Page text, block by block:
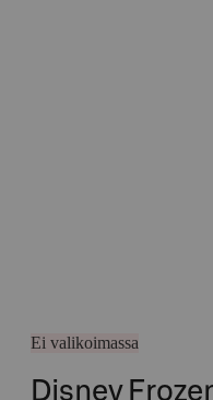
Ei valikoimassa
Disney